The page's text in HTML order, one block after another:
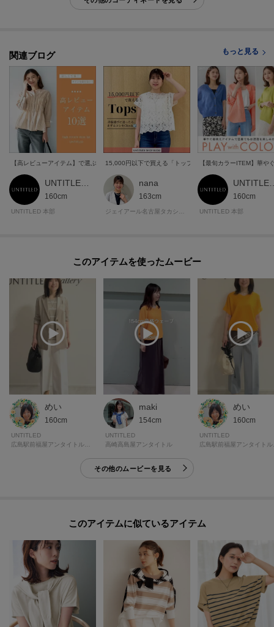
関連ブログ もっと見る
【高レビューアイテム】で選ぶ、着心地と細見えが叶うアイテム
160cm
UNTITLED 本部
15,000円以下で買える「トップス」まとめ！
nana
163cm
【最旬カラーITEM】華や
160cm
UNTITLED 本部
このアイテムを使ったムービー
めい
160cm
UNTITLED
maki
154cm
UNTITLED
高崎高島屋アンタイトル
めい
160cm
UNTITLED
その他のムービーを見る
このアイテムに似ているアイテム